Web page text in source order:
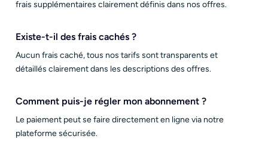
frais supplémentaires clairement définis dans nos offres.
Existe-t-il des frais cachés ?
Aucun frais caché, tous nos tarifs sont transparents et
détaillés clairement dans les descriptions des offres.
Comment puis-je régler mon abonnement ?
Le paiement peut se faire directement en ligne via notre
plateforme sécurisée.